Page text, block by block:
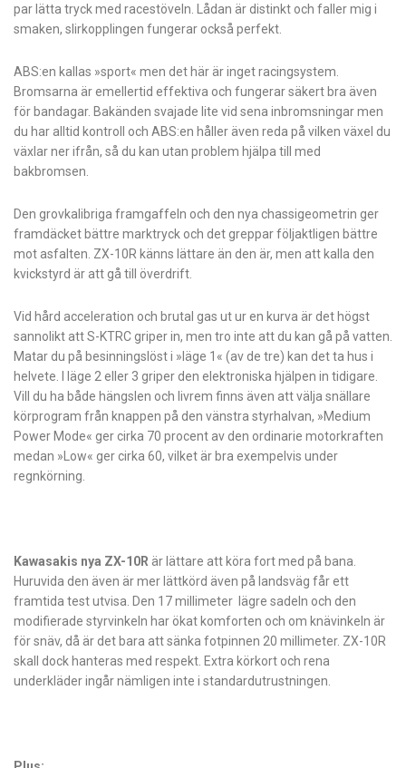
par lätta tryck med racestöveln. Lådan är distinkt och faller mig i
smaken, slirkopplingen fungerar också perfekt.
ABS:en kallas »sport« men det här är inget racingsystem.
Bromsarna är emellertid effektiva och fungerar säkert bra även
för bandagar. Bakänden svajade lite vid sena inbromsningar men
du har alltid kontroll och ABS:en håller även reda på vilken växel du
växlar ner ifrån, så du kan utan problem hjälpa till med
bakbromsen.
Den grovkalibriga framgaffeln och den nya chassigeometrin ger
framdäcket bättre marktryck och det greppar följaktligen bättre
mot asfalten. ZX-10R känns lättare än den är, men att kalla den
kvickstyrd är att gå till överdrift.
Vid hård acceleration och brutal gas ut ur en kurva är det högst
sannolikt att S-KTRC griper in, men tro inte att du kan gå på vatten.
Matar du på besinningslöst i »läge 1« (av de tre) kan det ta hus i
helvete. I läge 2 eller 3 griper den elektroniska hjälpen in tidigare.
Vill du ha både hängslen och livrem finns även att välja snällare
körprogram från knappen på den vänstra styrhalvan, »Medium
Power Mode« ger cirka 70 procent av den ordinarie motorkraften
medan »Low« ger cirka 60, vilket är bra exempelvis under
regnkörning.
Kawasakis nya ZX-10R är lättare att köra fort med på bana.
Huruvida den även är mer lättkörd även på landsväg får ett
framtida test utvisa. Den 17 millimeter lägre sadeln och den
modifierade styrvinkeln har ökat komforten och om knävinkeln är
för snäv, då är det bara att sänka fotpinnen 20 millimeter. ZX-10R
skall dock hanteras med respekt. Extra körkort och rena
underkläder ingår nämligen inte i standardutrustningen.